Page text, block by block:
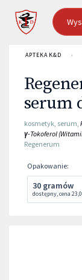
APTEKA K&D ›
serum
kosmetyk, serum,
γ-Tokoferol
Regenerum
Opakowanie:
30 gramów
dostępny,cena